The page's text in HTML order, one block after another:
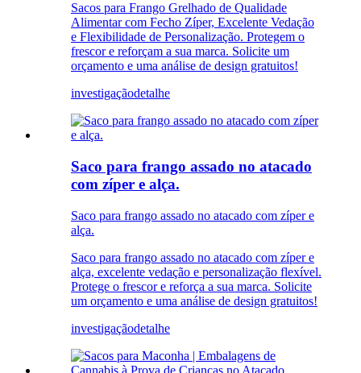
Sacos para Frango Grelhado de Qualidade
Alimentar com Fecho Zíper, Excelente Vedação
e Flexibilidade de Personalização. Protegem o
frescor e reforçam a sua marca. Solicite um
orçamento e uma análise de design gratuitos!
investigaçãodetalhe
Saco para frango assado no atacado
com zíper e alça.
Saco para frango assado no atacado com zíper e
alça.
Saco para frango assado no atacado com zíper e
alça, excelente vedação e personalização flexível.
Protege o frescor e reforça a sua marca. Solicite
um orçamento e uma análise de design gratuitos!
investigaçãodetalhe